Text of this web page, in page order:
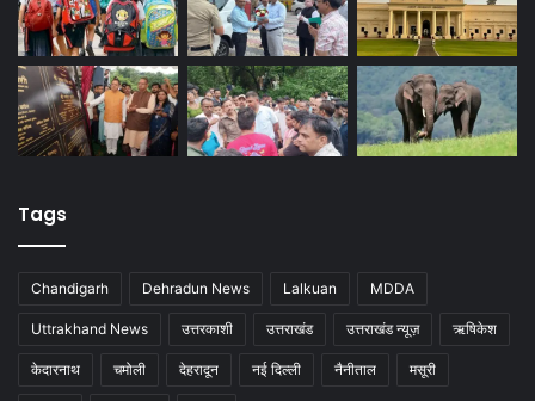
Tags
Chandigarh Dehradun News Lalkuan MDDA
Uttrakhand News उत्तरकाशी उत्तराखंड उत्तराखंड न्यूज़ ऋषिकेश
केदारनाथ चमोली देहरादून नई दिल्ली नैनीताल मसूरी